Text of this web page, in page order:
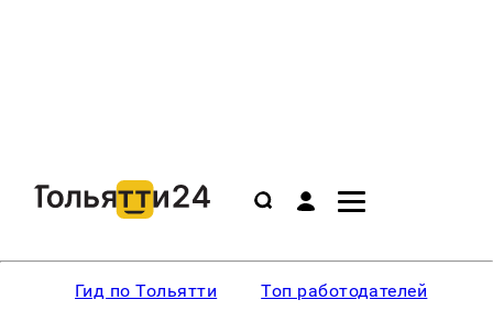
Гид по Тольятти Топ работодателей